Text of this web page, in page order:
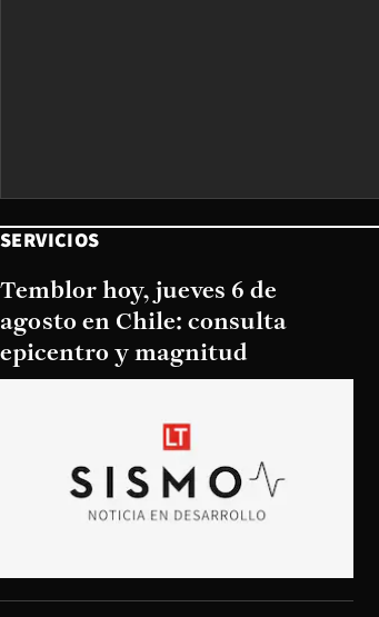
SERVICIOS
Temblor hoy, jueves 6 de
agosto en Chile: consulta
epicentro y magnitud